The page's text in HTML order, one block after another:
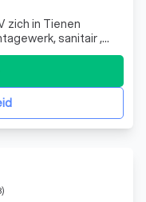
zich in Tienen
sanitair ,
, hogedruk
service voor